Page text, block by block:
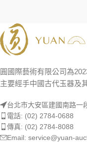
圓國際藝術有限公司為
主要經手中國古代玉器及
台北市大安區建國南路一
電話: (02) 2784-0688
傳真: (02) 2784-8088
Email: service@yuan-